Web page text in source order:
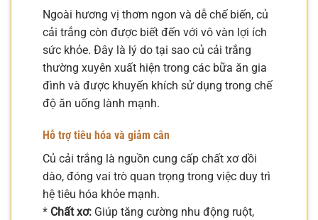
Ngoài hương vị thơm ngon và dễ chế biến, củ
cải trắng còn được biết đến với vô vàn lợi ích
sức khỏe. Đây là lý do tại sao củ cải trắng
thường xuyên xuất hiện trong các bữa ăn gia
đình và được khuyến khích sử dụng trong chế
độ ăn uống lành mạnh.
Hỗ trợ tiêu hóa và giảm cân
Củ cải trắng là nguồn cung cấp chất xơ dồi
dào, đóng vai trò quan trọng trong việc duy trì
hệ tiêu hóa khỏe mạnh.
* Chất xơ: Giúp tăng cường nhu động ruột,